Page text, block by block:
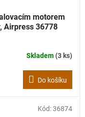
motorem
Airpress 36778
Skladem(3 ks)
Do košíku
Kód:36874